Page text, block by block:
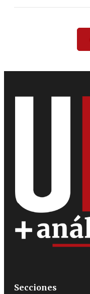
Secciones